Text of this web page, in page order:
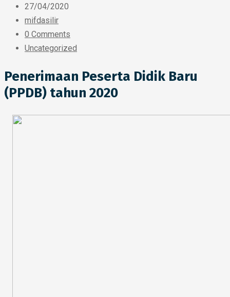
27/04/2020
mifdasilir
0 Comments
Uncategorized
Penerimaan Peserta Didik Baru
(PPDB) tahun 2020